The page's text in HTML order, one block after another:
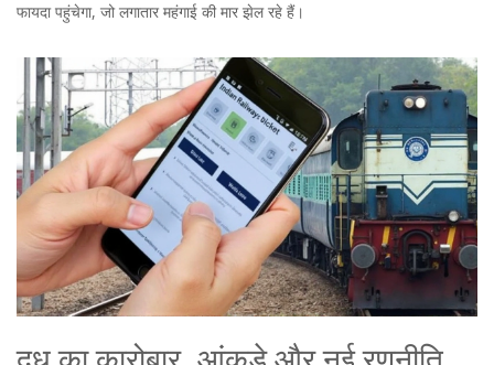
फायदा पहुंचेगा, जो लगातार महंगाई की मार झेल रहे हैं।